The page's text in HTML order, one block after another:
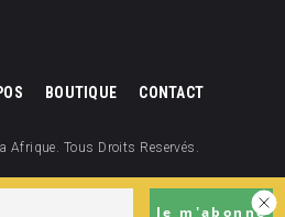
BOUTIQUE CONTACT
Afrique. Tous Droits Reservés.
une division de Focus Cameroun.